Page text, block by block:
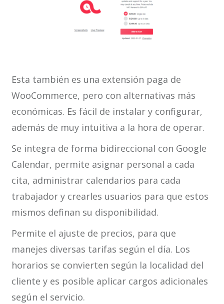
Esta también es una extensión paga de
WooCommerce, pero con alternativas más
económicas. Es fácil de instalar y configurar,
además de muy intuitiva a la hora de operar.
Se integra de forma bidireccional con Google
Calendar, permite asignar personal a cada
cita, administrar calendarios para cada
trabajador y crearles usuarios para que estos
mismos definan su disponibilidad.
Permite el ajuste de precios, para que
manejes diversas tarifas según el día. Los
horarios se convierten según la localidad del
cliente y es posible aplicar cargos adicionales
según el servicio.